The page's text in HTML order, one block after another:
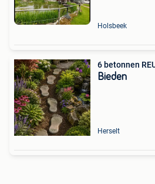
Holsbeek
6 betonnen
Bieden
Herselt